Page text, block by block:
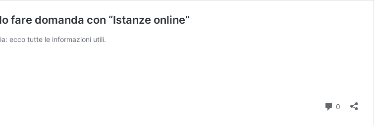
fare domanda con “Istanze online”
ecco tutte le informazioni utili.
0 Commenti